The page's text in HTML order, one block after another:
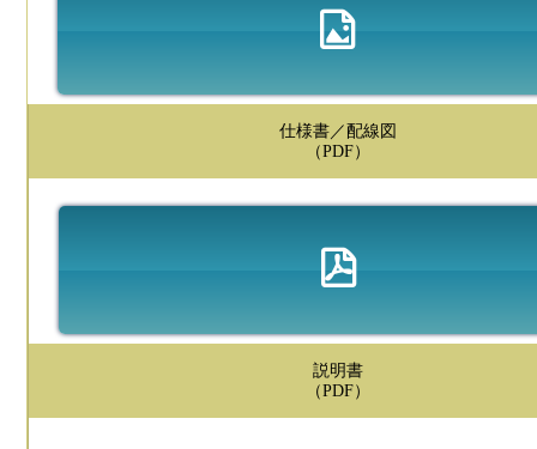
仕様書／配線図
（PDF）
説明書
（PDF）